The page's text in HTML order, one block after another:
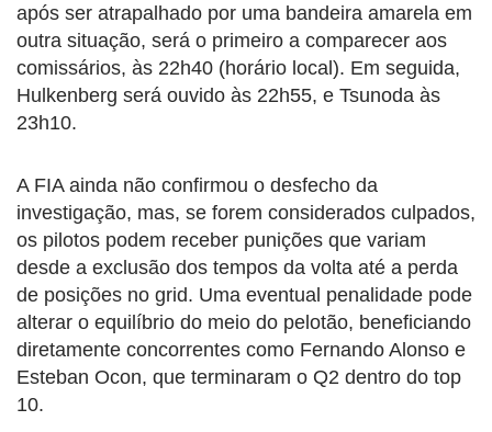
após ser atrapalhado por uma bandeira amarela em
outra situação, será o primeiro a comparecer aos
comissários, às 22h40 (horário local). Em seguida,
Hulkenberg será ouvido às 22h55, e Tsunoda às
23h10.
A FIA ainda não confirmou o desfecho da
investigação, mas, se forem considerados culpados,
os pilotos podem receber punições que variam
desde a exclusão dos tempos da volta até a perda
de posições no grid. Uma eventual penalidade pode
alterar o equilíbrio do meio do pelotão, beneficiando
diretamente concorrentes como Fernando Alonso e
Esteban Ocon, que terminaram o Q2 dentro do top
10.